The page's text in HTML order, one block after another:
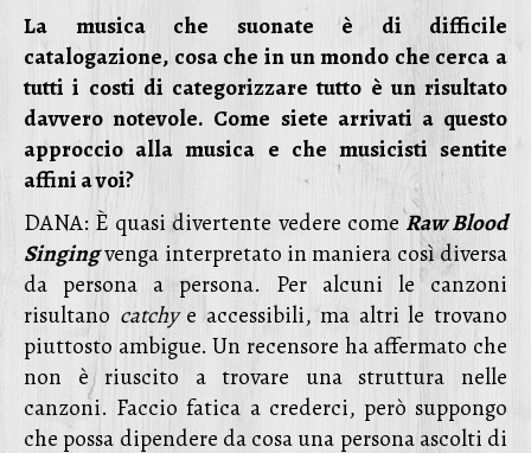
La musica che suonate è di difficile
catalogazione, cosa che in un mondo che cerca a
tutti i costi di categorizzare tutto è un risultato
davvero notevole. Come siete arrivati a questo
approccio alla musica e che musicisti sentite
affini a voi?
DANA: È quasi divertente vedere comeRaw Blood
Singingvenga interpretato in maniera così diversa
da persona a persona. Per alcuni le canzoni
risultano catchye accessibili, ma altri le trovano
piuttosto ambigue. Un recensore ha affermato che
non è riuscito a trovare una struttura nelle
canzoni. Faccio fatica a crederci, però suppongo
che possa dipendere da cosa una persona ascolti di